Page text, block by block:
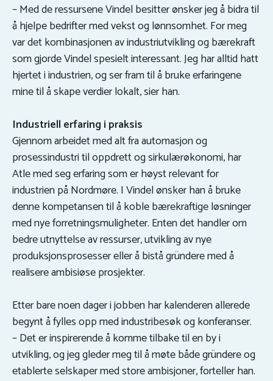
– Med de ressursene Vindel besitter ønsker jeg å bidra til
å hjelpe bedrifter med vekst og lønnsomhet. For meg
var det kombinasjonen av industriutvikling og bærekraft
som gjorde Vindel spesielt interessant. Jeg har alltid hatt
hjertet i industrien, og ser fram til å bruke erfaringene
mine til å skape verdier lokalt, sier han.
Industriell erfaring i praksis
Gjennom arbeidet med alt fra automasjon og
prosessindustri til oppdrett og sirkulærøkonomi, har
Atle med seg erfaring som er høyst relevant for
industrien på Nordmøre. I Vindel ønsker han å bruke
denne kompetansen til å koble bærekraftige løsninger
med nye forretningsmuligheter. Enten det handler om
bedre utnyttelse av ressurser, utvikling av nye
produksjonsprosesser eller å bistå gründere med å
realisere ambisiøse prosjekter.
Etter bare noen dager i jobben har kalenderen allerede
begynt å fylles opp med industribesøk og konferanser.
– Det er inspirerende å komme tilbake til en by i
utvikling, og jeg gleder meg til å møte både gründere og
etablerte selskaper med store ambisjoner, forteller han.